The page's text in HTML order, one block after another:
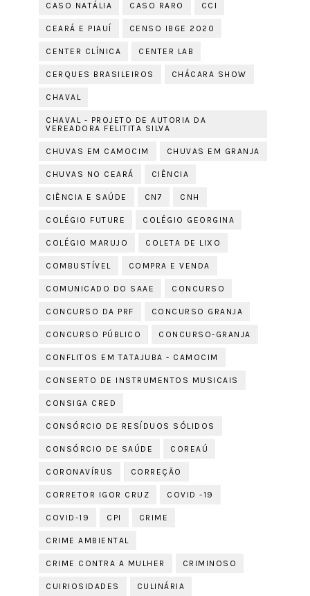
CASO NATÁLIA CASO RARO CCI
CEARÁ E PIAUÍ CENSO IBGE 2020
CENTER CLÍNICA CENTER LAB
CERQUES BRASILEIROS CHÁCARA SHOW
CHAVAL
CHAVAL - PROJETO DE AUTORIA DA
VEREADORA FELITITA SILVA
CHUVAS EM CAMOCIM CHUVAS EM GRANJA
CHUVAS NO CEARÁ CIÊNCIA
CIÊNCIA E SAÚDE CN7 CNH
COLÉGIO FUTURE COLÉGIO GEORGINA
COLÉGIO MARUJO COLETA DE LIXO
COMBUSTÍVEL COMPRA E VENDA
COMUNICADO DO SAAE CONCURSO
CONCURSO DA PRF CONCURSO GRANJA
CONCURSO PÚBLICO CONCURSO-GRANJA
CONFLITOS EM TATAJUBA - CAMOCIM
CONSERTO DE INSTRUMENTOS MUSICAIS
CONSIGA CRED
CONSÓRCIO DE RESÍDUOS SÓLIDOS
CONSÓRCIO DE SAÚDE COREAÚ
CORONAVÍRUS CORREÇÃO
CORRETOR IGOR CRUZ COVID -19
COVID-19 CPI CRIME
CRIME AMBIENTAL
CRIME CONTRA A MULHER CRIMINOSO
CUIRIOSIDADES CULINÁRIA